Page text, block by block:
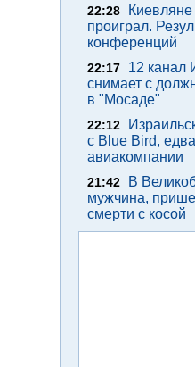
22:28
проиграл.
конференций
22:17
12
снимает с
в "Мосаде"
22:12
с Blue Bird,
авиакомпании
21:42
В
мужчина,
смерти с косой